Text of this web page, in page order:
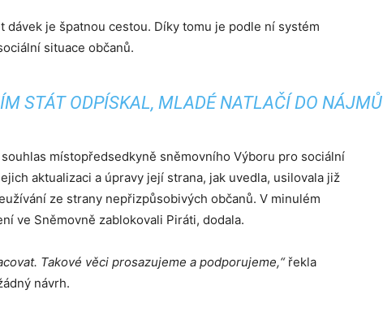
je špatnou cestou. Díky tomu je podle ní systém
situace občanů.
STÁT ODPÍSKAL, MLADÉ NATLAČÍ DO NÁJMŮ
místopředsedkyně sněmovního Výboru pro sociální
aktualizaci a úpravy její strana, jak uvedla, usilovala již
ze strany nepřizpůsobivých občanů. V minulém
ve Sněmovně zablokovali Piráti, dodala.
Takové věci prosazujeme a podporujeme,“řekla
návrh.